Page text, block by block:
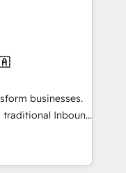
Our
and agility of a
enough to deliver
AI agents
businesses.
traditional Inbound
form a powerful
for over 800